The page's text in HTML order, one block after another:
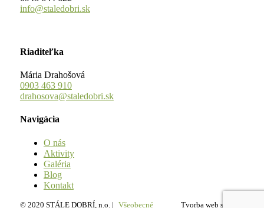
info@staledobri.sk
Riaditeľka
Mária Drahošová
0903 463 910
drahosova@staledobri.sk
Navigácia
O nás
Aktivity
Galéria
Blog
Kontakt
© 2020 STÁLE DOBRÍ, n.o. | Všeobecné Tvorba web stránok